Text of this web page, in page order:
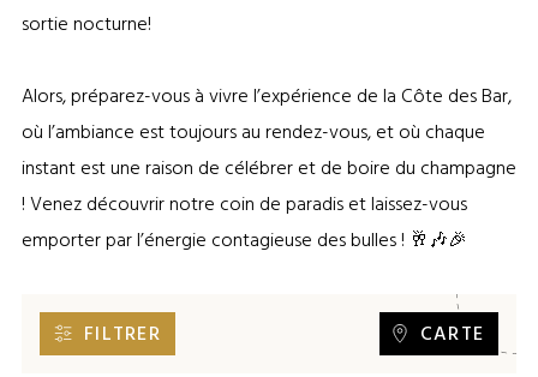
sortie nocturne!
Alors, préparez-vous à vivre l’expérience de la Côte des Bar,
où l’ambiance est toujours au rendez-vous, et où chaque
instant est une raison de célébrer et de boire du champagne
! Venez découvrir notre coin de paradis et laissez-vous
emporter par l’énergie contagieuse des bulles ! 🥂🎶🎉
FILTRER CARTE